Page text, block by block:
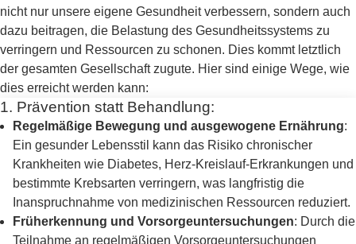
nicht nur unsere eigene Gesundheit verbessern, sondern auch
dazu beitragen, die Belastung des Gesundheitssystems zu
verringern und Ressourcen zu schonen. Dies kommt letztlich
der gesamten Gesellschaft zugute. Hier sind einige Wege, wie
dies erreicht werden kann:
1. Prävention statt Behandlung:
Regelmäßige Bewegung und ausgewogene Ernährung:
Ein gesunder Lebensstil kann das Risiko chronischer
Krankheiten wie Diabetes, Herz-Kreislauf-Erkrankungen und
bestimmte Krebsarten verringern, was langfristig die
Inanspruchnahme von medizinischen Ressourcen reduziert.
Früherkennung und Vorsorgeuntersuchungen: Durch die
Teilnahme an regelmäßigen Vorsorgeuntersuchungen